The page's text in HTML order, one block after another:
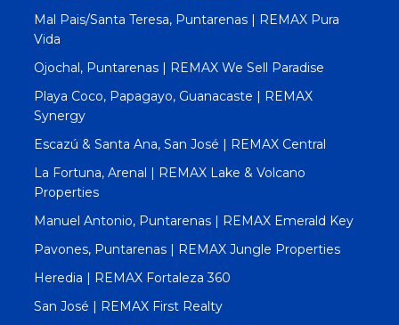
Mal Pais/Santa Teresa, Puntarenas | REMAX Pura
Vida
Ojochal, Puntarenas | REMAX We Sell Paradise
Playa Coco, Papagayo, Guanacaste | REMAX
Synergy
Escazú & Santa Ana, San José | REMAX Central
La Fortuna, Arenal | REMAX Lake & Volcano
Properties
Manuel Antonio, Puntarenas | REMAX Emerald Key
Pavones, Puntarenas | REMAX Jungle Properties
Heredia | REMAX Fortaleza 360
San José | REMAX First Realty